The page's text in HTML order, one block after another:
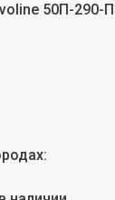
50П-290-